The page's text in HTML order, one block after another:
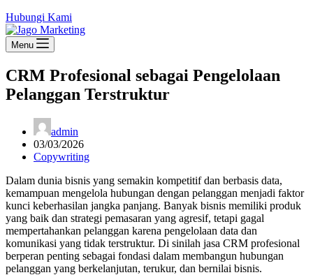
Hubungi Kami
Menu
CRM Profesional sebagai Pengelolaan
Pelanggan Terstruktur
admin
03/03/2026
Copywriting
Dalam dunia bisnis yang semakin kompetitif dan berbasis data,
kemampuan mengelola hubungan dengan pelanggan menjadi faktor
kunci keberhasilan jangka panjang. Banyak bisnis memiliki produk
yang baik dan strategi pemasaran yang agresif, tetapi gagal
mempertahankan pelanggan karena pengelolaan data dan
komunikasi yang tidak terstruktur. Di sinilah jasa CRM profesional
berperan penting sebagai fondasi dalam membangun hubungan
pelanggan yang berkelanjutan, terukur, dan bernilai bisnis.